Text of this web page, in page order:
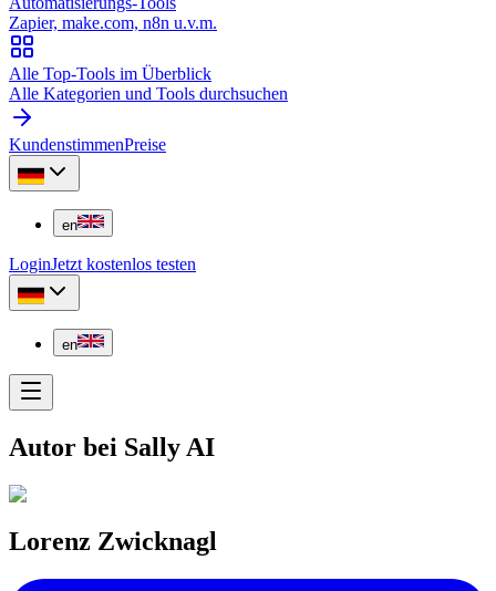
Zapier, make.com, n8n u.v.m.
Alle Top-Tools im Überblick
Alle Kategorien und Tools durchsuchen
KundenstimmenPreise
en
LoginJetzt kostenlos testen
en
Autor bei Sally AI
Lorenz Zwicknagl